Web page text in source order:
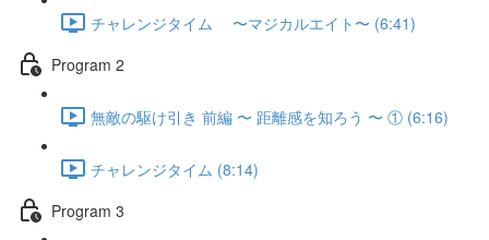
チャレンジタイム 〜マジカルエイト〜 (6:41)
Program 2
無敵の駆け引き 前編 〜 距離感を知ろう 〜 ① (6:16)
チャレンジタイム (8:14)
Program 3